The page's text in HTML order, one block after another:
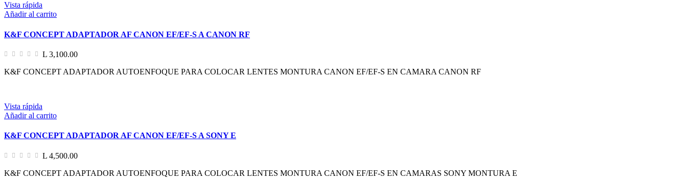
Vista rápida
Añadir al carrito
K&F CONCEPT ADAPTADOR AF CANON EF/EF-S A CANON RF
L 3,100.00
K&F CONCEPT ADAPTADOR AUTOENFOQUE PARA COLOCAR LENTES MONTURA CANON EF/EF-S EN CAMARA CANON RF
Vista rápida
Añadir al carrito
K&F CONCEPT ADAPTADOR AF CANON EF/EF-S A SONY E
L 4,500.00
K&F CONCEPT ADAPTADOR AUTOENFOQUE PARA COLOCAR LENTES MONTURA CANON EF/EF-S EN CAMARAS SONY MONTURA E